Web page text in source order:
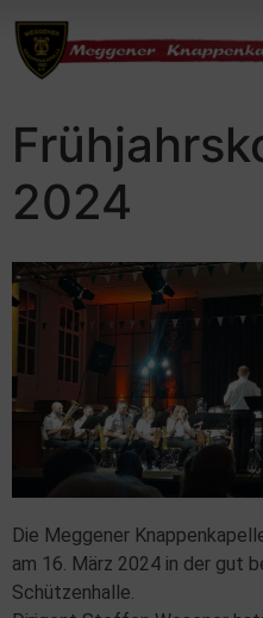
2024
Die Meggener
am 16. März 2024 in der gut
Schützenhalle.